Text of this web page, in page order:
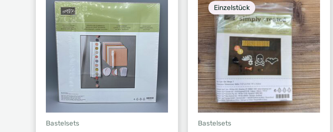
Bastelsets
Einzelstück
Bastelsets